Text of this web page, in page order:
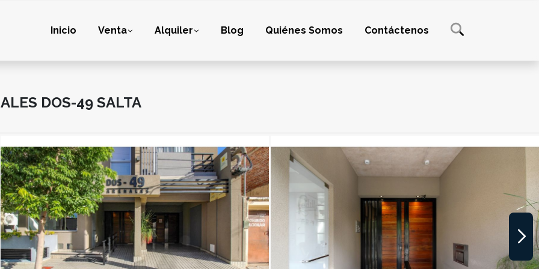
Inicio Venta Alquiler Blog Quiénes Somos Contáctenos
DOS-49 SALTA